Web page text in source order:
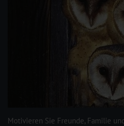
Motivieren Sie Freunde, Familie